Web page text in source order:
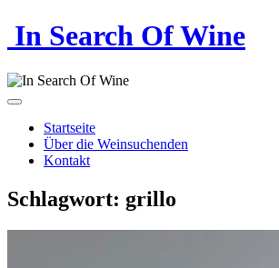
In Search Of Wine
Startseite
Über die Weinsuchenden
Kontakt
Schlagwort: grillo